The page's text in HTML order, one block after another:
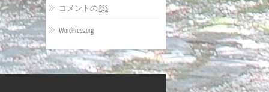
コメントのRSS
WordPress.org